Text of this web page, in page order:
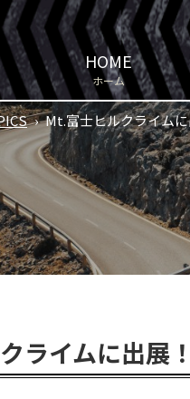
HOME
ホーム
› Mt.富士ヒルクライム
ライムに出展！